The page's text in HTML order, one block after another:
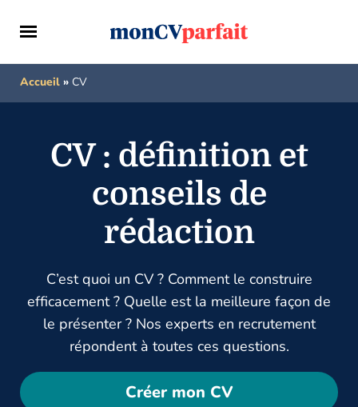
Accueil » CV
CV : définition et
conseils de
rédaction
C’est quoi un CV ? Comment le construire
efficacement ? Quelle est la meilleure façon de
le présenter ? Nos experts en recrutement
répondent à toutes ces questions.
Créer mon CV